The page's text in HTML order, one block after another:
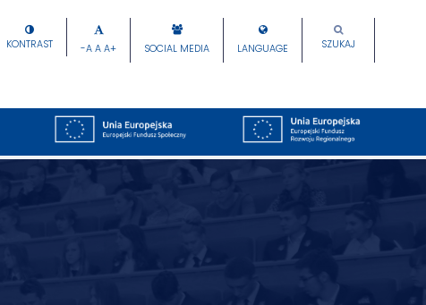
KONTRAST -A A A+ SOCIAL MEDIA LANGUAGE SZUKAJ